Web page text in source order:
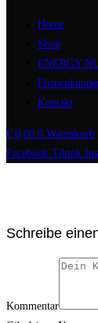
Home
Shop
ENERGY
Kontakt
€ 0,00 0 Warenkorb
Facebook Tiktok
Schreibe
Kommentar